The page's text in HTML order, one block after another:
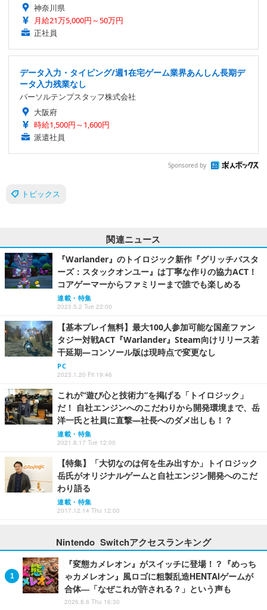
神奈川県
月給21万5,000円～50万円
正社員
データ入力・タイピング/週1在宅ゲーム業界あんしん長期デ
ータ入力残業なし
パーソルテンプスタッフ株式会社
大阪府
時給1,500円～1,600円
派遣社員
Sponsored by
トピックス
関連ニュース
『Warlander』のトイロジック新作『グリッチバスタ
ーズ：スタックオンユー』は丁寧な作りの協力ACT！
コアゲーマーからファミリーまで誰でも楽しめる
連載・特集
2023.5.2 Tue 22:00
【基本プレイ無料】最大100人参加可能な国産ファン
タジー対戦ACT『Warlander』Steam向けリリース若
干延期―コンソール版は現時点で変更なし
PC
2023.1.20 Fri 19:46
これが“遊び心と技術力”を掲げる「トイロジック」
だ！ 自社エンジンへのこだわりから開発環境まで、岳
洋一氏と社員に直撃―社長へのダメ出しも！？
連載・特集
2021.8.17 Tue 12:00
【特集】「大切なのは何を生み出すか」トイロジック
岳氏がオリジナルゲームと自社エンジン開発へのこだ
わり語る
連載・特集
2017.12.14 Thu 12:00
Nintendo Switchアクセスランキング
『変態カメレオン』がスイッチに登場！？『めっち
ゃカメレオン』風ロゴに粗製乱造HENTAIゲームが
合体―「なぜこれが許される？」という声も
2026.8.6 Thu 16:30